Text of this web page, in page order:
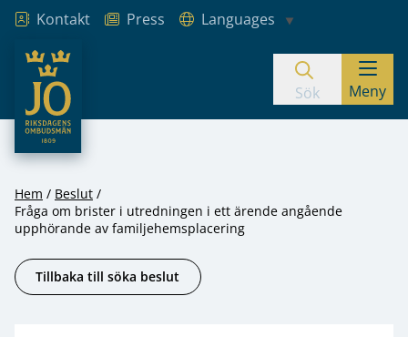
Hoppa till innehåll
Kontakt Press
Languages
JO – Riksdagens Ombudsmän
Sök Meny
Hem
Beslut
Fråga om brister i utredningen i ett ärende angående
upphörande av familjehemsplacering
Tillbaka till söka beslut